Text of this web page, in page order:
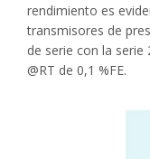
rendimiento es
transmisores de
de serie con la serie
@RT de 0,1 %FE.